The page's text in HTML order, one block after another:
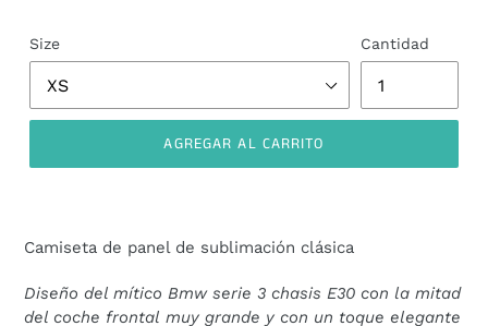
Size Cantidad
AGREGAR AL CARRITO
producto
tu
carrito
Camiseta de panel de sublimación clásica
Diseño del mítico Bmw serie 3 chasis E30 con la mitad
del coche frontal muy grande y con un toque elegante